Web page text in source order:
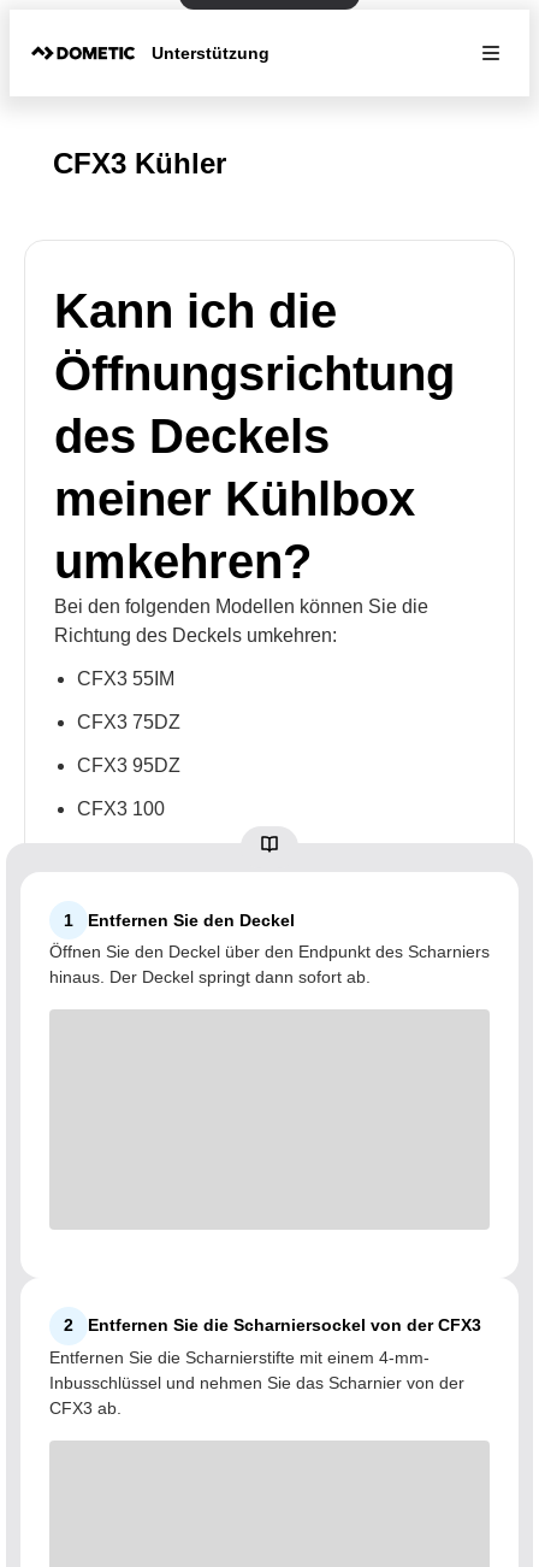
Unterstützung
CFX3 Kühler
Kann ich die
Öffnungsrichtung
des Deckels
meiner Kühlbox
umkehren?
Bei den folgenden Modellen können Sie die
Richtung des Deckels umkehren:
CFX3 55IM
CFX3 75DZ
CFX3 95DZ
CFX3 100
1
Entfernen Sie den Deckel
Öffnen Sie den Deckel über den Endpunkt des Scharniers
hinaus. Der Deckel springt dann sofort ab.
2
Entfernen Sie die Scharniersockel von der CFX3
Entfernen Sie die Scharnierstifte mit einem 4-mm-
Inbusschlüssel und nehmen Sie das Scharnier von der
CFX3 ab.